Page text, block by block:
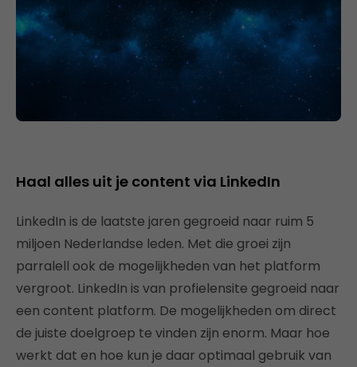
Haal alles uit je content via LinkedIn
LinkedIn is de laatste jaren gegroeid naar ruim 5
miljoen Nederlandse leden. Met die groei zijn
parralell ook de mogelijkheden van het platform
vergroot. LinkedIn is van profielensite gegroeid naar
een content platform. De mogelijkheden om direct
de juiste doelgroep te vinden zijn enorm. Maar hoe
werkt dat en hoe kun je daar optimaal gebruik van